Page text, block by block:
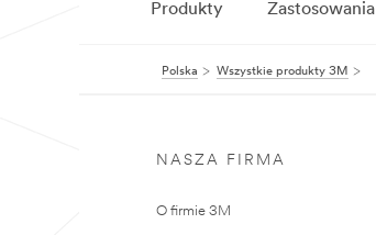
Produkty Zastosowania
Polska Wszystkie produkty 3M
NASZA FIRMA
O firmie 3M